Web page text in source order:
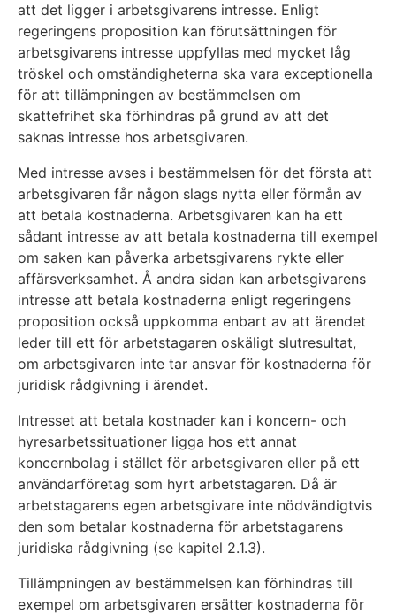
att det ligger i arbetsgivarens intresse. Enligt
regeringens proposition kan förutsättningen för
arbetsgivarens intresse uppfyllas med mycket låg
tröskel och omständigheterna ska vara exceptionella
för att tillämpningen av bestämmelsen om
skattefrihet ska förhindras på grund av att det
saknas intresse hos arbetsgivaren.
Med intresse avses i bestämmelsen för det första att
arbetsgivaren får någon slags nytta eller förmån av
att betala kostnaderna. Arbetsgivaren kan ha ett
sådant intresse av att betala kostnaderna till exempel
om saken kan påverka arbetsgivarens rykte eller
affärsverksamhet. Å andra sidan kan arbetsgivarens
intresse att betala kostnaderna enligt regeringens
proposition också uppkomma enbart av att ärendet
leder till ett för arbetstagaren oskäligt slutresultat,
om arbetsgivaren inte tar ansvar för kostnaderna för
juridisk rådgivning i ärendet.
Intresset att betala kostnader kan i koncern- och
hyresarbetssituationer ligga hos ett annat
koncernbolag i stället för arbetsgivaren eller på ett
användarföretag som hyrt arbetstagaren. Då är
arbetstagarens egen arbetsgivare inte nödvändigtvis
den som betalar kostnaderna för arbetstagarens
juridiska rådgivning (se kapitel 2.1.3).
Tillämpningen av bestämmelsen kan förhindras till
exempel om arbetsgivaren ersätter kostnaderna för